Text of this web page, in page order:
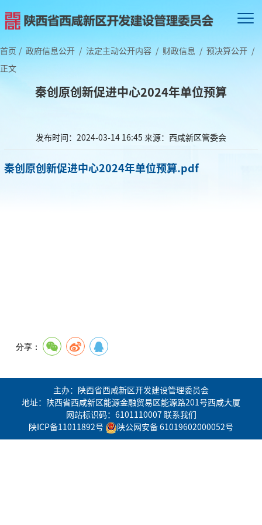
首页 / 政府信息公开 / 法定主动公开内容 / 财政信息 / 预决算公开 /
正文
秦创原创新促进中心2024年单位预算
发布时间：2024-03-14 16:45 来源：西咸新区管委会
秦创原创新促进中心2024年单位预算.pdf
分享：
主办：陕西省西咸新区开发建设管理委员会
地址：陕西省西咸新区能源金融贸易区能源路201号西咸大厦
网站标识码：6101110007 联系我们
陕ICP备11011892号
陕公网安备 61019602000052号